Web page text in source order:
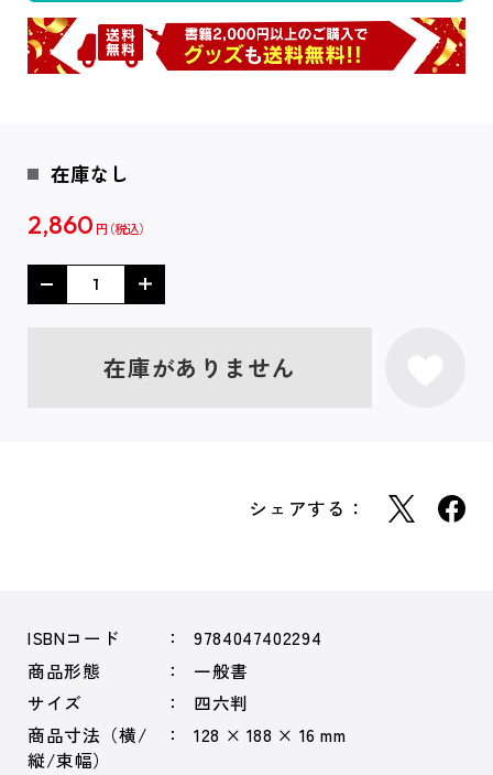
在庫なし
2,860 円
在庫がありません
シェアする：
ISBNコード
9784047402294
商品形態
一般書
サイズ
四六判
商品寸法（横/
縦/束幅）
128 × 188 × 16 mm